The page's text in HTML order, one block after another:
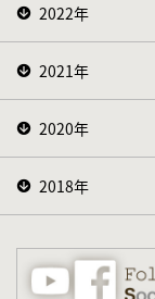
2022年
2021年
2020年
2018年